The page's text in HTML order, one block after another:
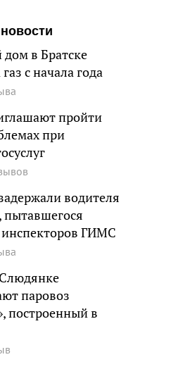
дом в Братске
с начала года
пройти
при
водителя
пытавшегося
инспекторов ГИМС
паровоз
построенный в